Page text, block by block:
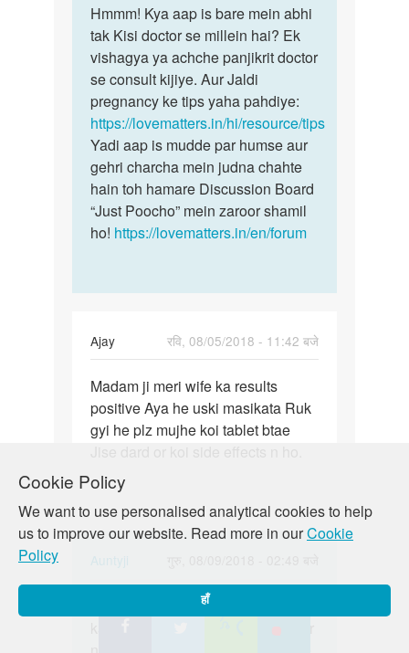
Cookie Policy
We want to use personalised analytical cookies to help
us to improve our website. Read more in ourCookie
Policy
हाँ
to
meri
sadi
ko
tin
sal
ho
gye…
by
shilpa
Hmmm!
Kya
aap
is
bare
mein…
Hmmm! Kya aap is bare mein abhi
tak Kisi doctor se millein hai? Ek
vishagya ya achche panjikrit doctor
se consult kijiye. Aur Jaldi
pregnancy ke tips yaha pahdiye:
https://lovematters.in/hi/resource/tips
Yadi aap is mudde par humse aur
gehri charcha mein judna chahte
hain toh hamare Discussion Board
“Just Poocho” mein zaroor shamil
ho! https://lovematters.in/en/forum
Ajay
रवि, 08/05/2018 - 11:42 बजे
Madam
ji
meri
ka…
Madam ji meri wife ka results
positive Aya he uski masikata Ruk
gyi he plz mujhe koi tablet btae
पर्मालिंकreply
Sorry beta, hum kisi bhi medicine
ka naam apko nahi bata sakte! Aur